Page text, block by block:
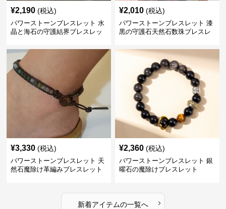
¥2,190 (税込)
パワーストーンブレスレット 水
晶と海石の守護結界ブレスレッ
¥2,010 (税込)
パワーストーンブレスレット 漆
黒の守護石天然石数珠ブレスレ
¥3,330 (税込)
パワーストーンブレスレット 天
然石魔除け革編みブレスレット
¥2,360 (税込)
パワーストーンブレスレット 銀
曜石の魔除けブレスレット
新着アイテムの一覧へ ›